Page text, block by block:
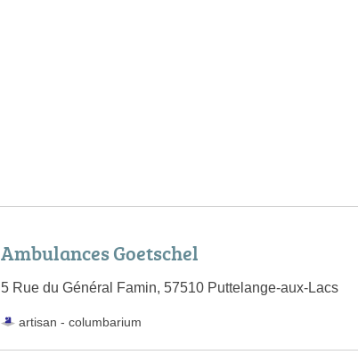
Ambulances Goetschel
5 Rue du Général Famin, 57510 Puttelange-aux-Lacs
artisan - columbarium